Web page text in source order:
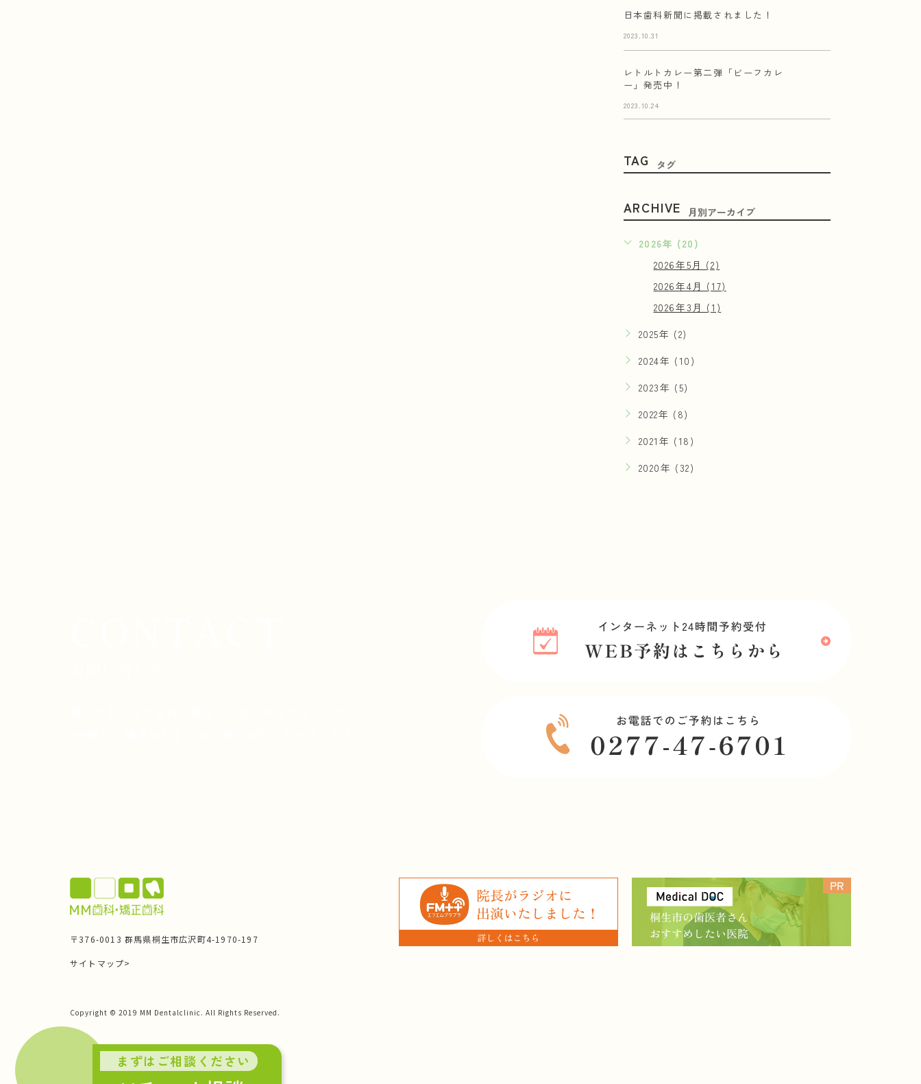
日本歯科新聞に掲載されました！
2023.10.31
レトルトカレー第二弾「ビーフカレ
ー」発売中！
2023.10.24
TAG タグ
ARCHIVE 月別アーカイブ
2026年 (20)
2026年5月 (2)
2026年4月 (17)
2026年3月 (1)
2025年 (2)
2024年 (10)
2023年 (5)
2022年 (8)
2021年 (18)
2020年 (32)
〒376-0013 群馬県桐生市広沢町4-1970-197
サイトマップ>
Copyright © 2019 MM Dentalclinic. All Rights Reserved.
まずはご相談ください